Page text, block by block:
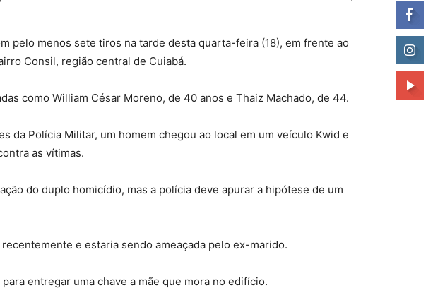
pelo menos sete tiros na tarde desta quarta-feira (18), em frente ao
Consil, região central de Cuiabá.
como William César Moreno, de 40 anos e Thaiz Machado, de 44.
da Polícia Militar, um homem chegou ao local em um veículo Kwid e
as vítimas.
do duplo homicídio, mas a polícia deve apurar a hipótese de um
e estaria sendo ameaçada pelo ex-marido.
entregar uma chave a mãe que mora no edifício.